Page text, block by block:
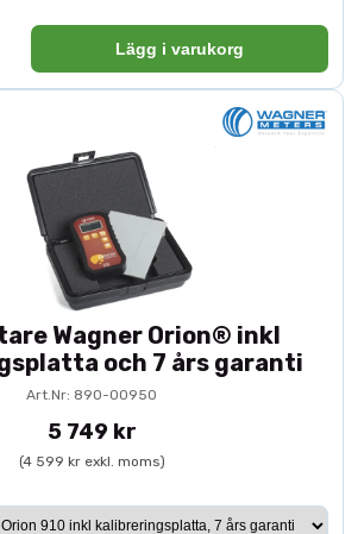
Lägg i varukorg
Wagner Orion® inkl
och 7 års garanti
Art.Nr: 890-00950
5 749 kr
(4 599 kr exkl. moms)